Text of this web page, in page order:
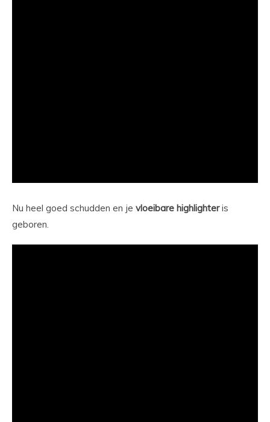
Nu heel goed schudden en je vloeibare highlighteris
geboren.